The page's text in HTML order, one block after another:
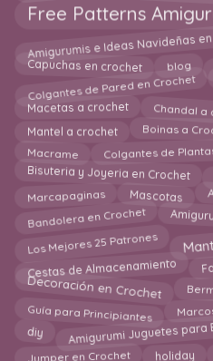
Free Patterns
Amigurumis e Ideas Navideñas
Capuchas en crochet blog
Colgantes de Pared en Crochet
Macetas a crochet Chandal a
Mantel a crochet Boinas a
Macrame Colgantes de
Bisuteria y Joyeria en Crochet
Marcapaginas Mascotas
Bandolera en Crochet
Los Mejores 25 Patrones
Cestas de Almacenamiento
Decoración en Crochet
Guía para Principiantes
diy Amigurumi Juguetes para
Jumper en Crochet holiday